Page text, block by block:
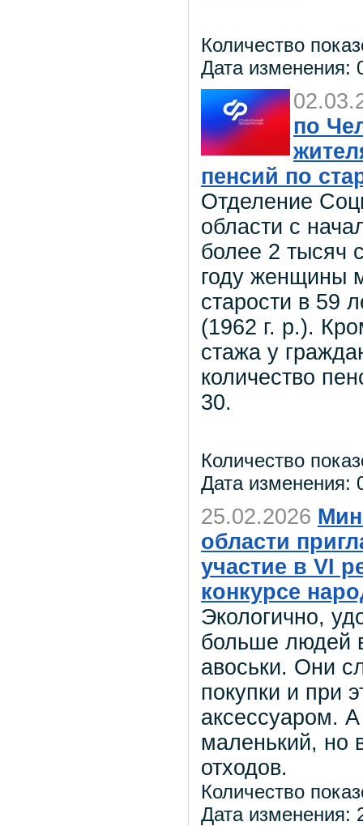
Количество
Дата изменения:
по
пенсий по
Отделение
области с
более 2 тысяч
году женщины
старости в 59
(1962 г. р.).
стажа у
количество
30.
Количество
Дата изменения:
25.02.2026
области
участие в VI
конкурсе
Экологично,
больше людей
авоськи. Они
покупки и при
аксессуаром.
маленький, но
отходов.
Количество
Дата изменения: